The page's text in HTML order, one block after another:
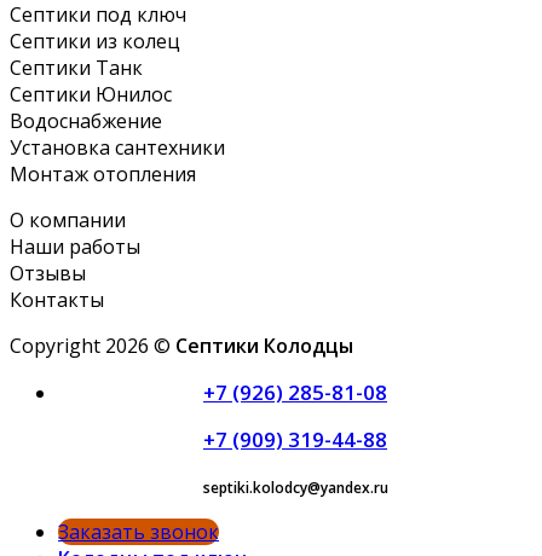
Септики под ключ
Септики из колец
Септики Танк
Септики Юнилос
Водоснабжение
Установка сантехники
Монтаж отопления
О компании
Наши работы
Отзывы
Контакты
Copyright 2026 © Септики Колодцы
+7 (926) 285-81-08
+7 (909) 319-44-88
septiki.kolodcy@yandex.ru
Заказать звонок